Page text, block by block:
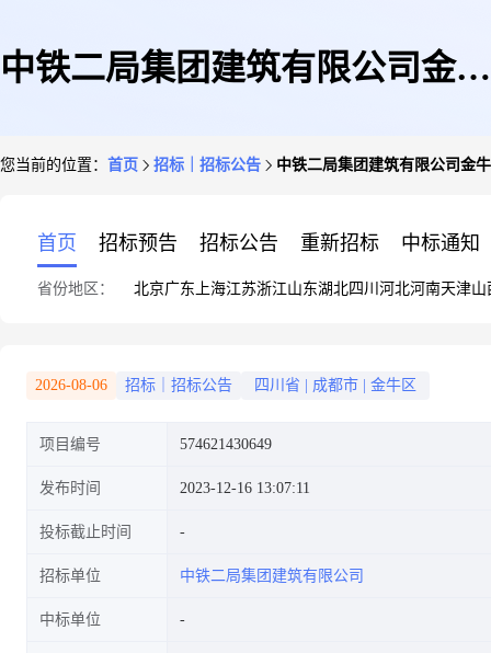
中铁二局集团建筑有限公司金牛
光背心采购
您当前的位置： 首页 招标｜招标公告 中铁二局集团建筑有限公司金
首页 招标预告 招标公告 重新招标 中标通知
省份地区： 北京广东 上海江苏浙江山东湖北四川 河北河南天津山
2026-08-06 招标｜招标公告 四川省 成都市 金牛区
项目编号 574621430649
发布时间 2023-12-16 13:07:11
投标截止时间
招标单位 中铁二局集团建筑有限公司
中标单位